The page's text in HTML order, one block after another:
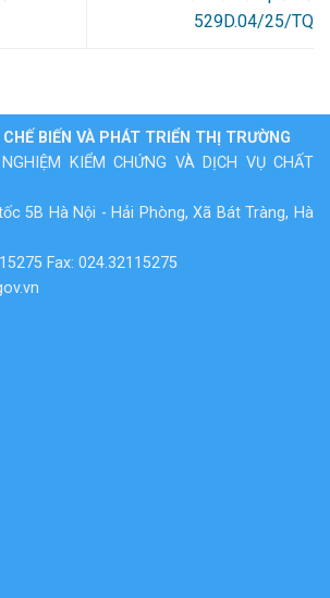
529D.04/25/TQ
BIẾN VÀ PHÁT TRIỂN THỊ TRƯỜNG
KIỂM CHỨNG VÀ DỊCH VỤ CHẤT
5B Hà Nội - Hải Phòng, Xã Bát Tràng, Hà
Fax: 024.32115275